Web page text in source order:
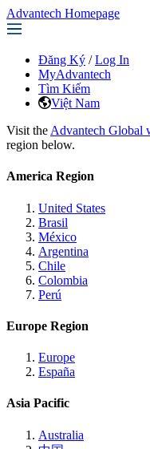
Advantech Homepage
Đăng Ký / Log In
MyAdvantech
Tìm Kiếm
Việt Nam
Visit the Advantech Global
region below.
America Region
United States
Brasil
México
Argentina
Chile
Colombia
Perú
Europe Region
Europe
España
Asia Pacific
Australia